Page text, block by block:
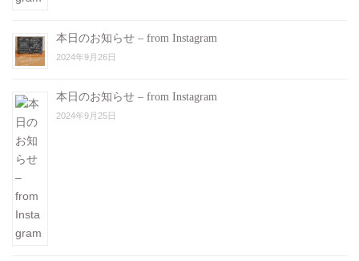
本日のお知らせ – from Instagram
2024年9月26日
本日のお知らせ – from Instagram
2024年9月25日